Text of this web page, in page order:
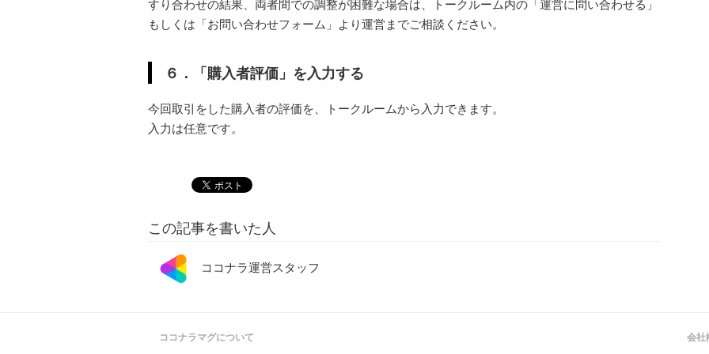
すり合わせの結果、両者間での調整が困難な場合は、トークルーム内の「運営に問い合わせる」
もしくは「お問い合わせフォーム」より運営までご相談ください。
６．「購入者評価」を入力する
今回取引をした購入者の評価を、トークルームから入力できます。
入力は任意です。
この記事を書いた人
ココナラ運営スタッフ
ココナラマグについて 会社